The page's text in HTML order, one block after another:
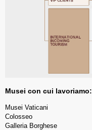
Musei con cui lavoriamo:
Musei Vaticani
Colosseo
Galleria Borghese